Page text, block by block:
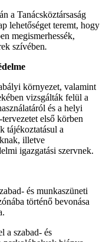
a Tanácsköztársaság
lehetőséget teremt, hogy
megismerhessék,
szívében.
környezet, valamint
vizsgálták felül a
és a helyi
első körben
tájékoztatásul a
illetve
igazgatási szervnek.
és munkaszüneti
történő bevonása
a szabad- és